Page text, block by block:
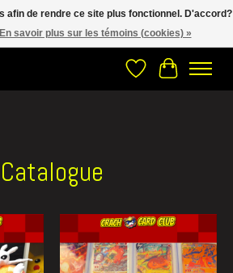
place to Geek out!
Liste dePanier
Catalogue
afin de rendre ce site plus fonctionnel. D'accord?
En savoir plus sur les témoins (cookies) »